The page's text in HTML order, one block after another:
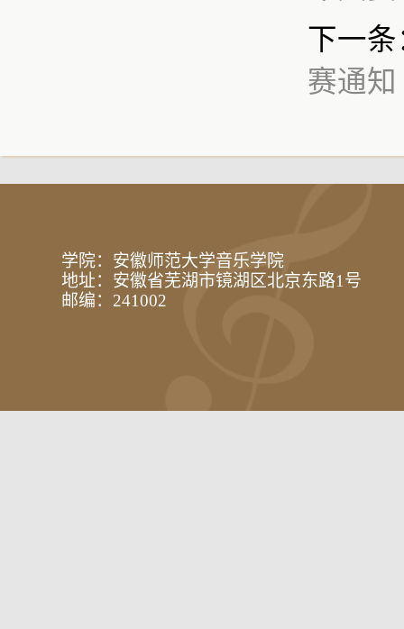
下一条
赛通知
学院：安徽师范大学音乐学院
地址：安徽省芜湖市镜湖区北京东路1号
邮编：241002